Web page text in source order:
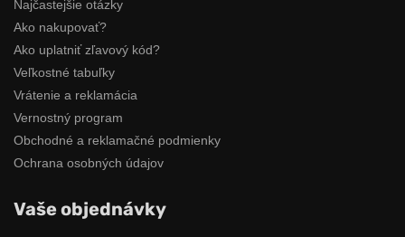
Najčastejšie otázky
Ako nakupovať?
Ako uplatniť zľavový kód?
Veľkostné tabuľky
Vrátenie a reklamácia
Vernostný program
Obchodné a reklamačné podmienky
Ochrana osobných údajov
Vaše objednávky